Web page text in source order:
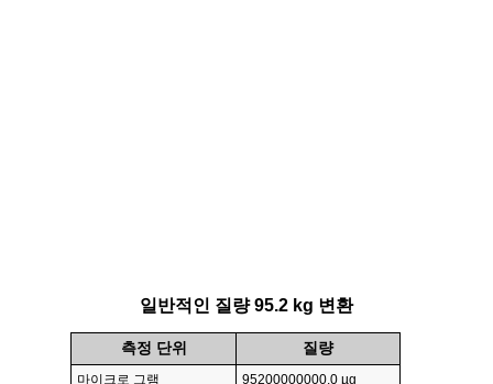
일반적인 질량 95.2 kg 변환
측정 단위 질량
마이크로 그램
95200000000.0 µg